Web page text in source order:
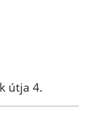
útja 4.